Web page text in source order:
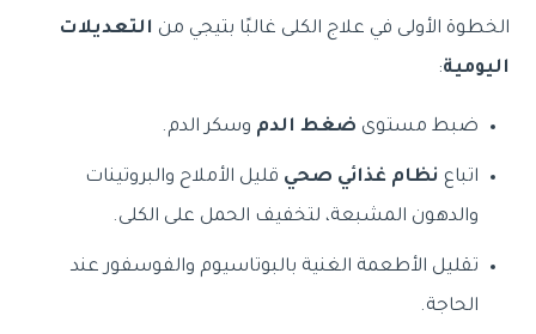
الخطوة الأولى في علاج الكلى غالبًا بتيجي من التعديلات
اليومية:
ضبط مستوى ضغط الدم وسكر الدم.
اتباع نظام غذائي صحي قليل الأملاح والبروتينات
والدهون المشبعة، لتخفيف الحمل على الكلى.
تقليل الأطعمة الغنية بالبوتاسيوم والفوسفور عند
الحاجة.